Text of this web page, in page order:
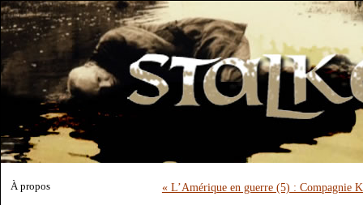
À propos « L’Amérique en guerre (5) : Compagnie